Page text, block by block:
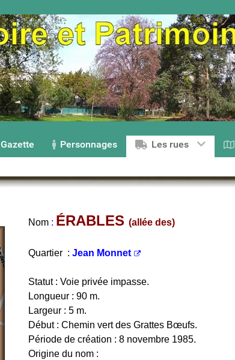
Gazette Personnages Les rues
Nom : ÉRABLES(allée des)
Quartier :Jean Monnet
Statut : Voie privée impasse.
Longueur : 90 m.
Largeur : 5 m.
Début : Chemin vert des Grattes Bœufs.
Période de création : 8 novembre 1985.
Origine du nom :